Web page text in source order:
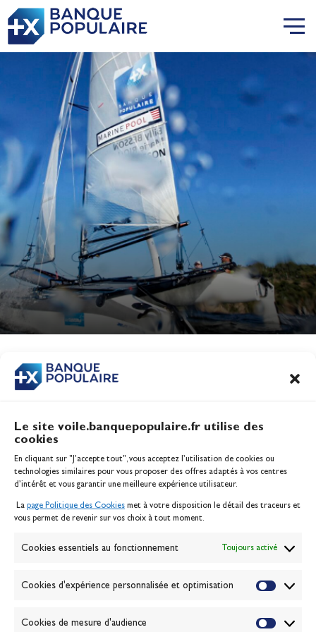
Le site voile.banquepopulaire.fr utilise des
cookies
En cliquant sur "J'accepte tout", vous acceptez l’utilisation de cookies ou
technologies similaires pour vous proposer des offres adaptés à vos centres
d’intérêt et vous garantir une meilleure expérience utilisateur.
La page Politique des Cookies met à votre disposition le détail des traceurs et
vous permet de revenir sur vos choix à tout moment.
Cookies essentiels au fonctionnement Toujours activé
Cookies d'expérience personnalisée et optimisation
Cookies de mesure d'audience
CONTENU
Lauriane Nolot en or à Long
Beach, sur le plan d'eau des
Jeux Olympiques 2028
Inscription serveur média
Contact
Politique des cookies
Banque de la voile
Passion Voile TV